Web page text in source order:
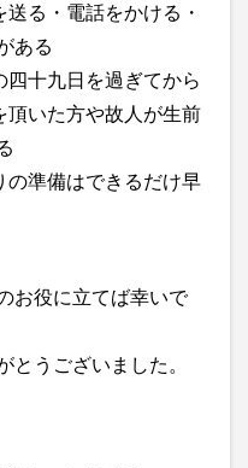
る・電話をかける・
ある
十九日を過ぎてから
頂いた方や故人が生前
の準備はできるだけ早
お役に立てば幸いで
とうございました。